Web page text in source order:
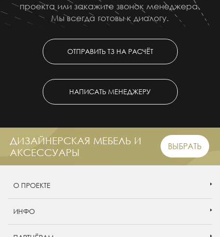
проекта или закажите звонок менеджера.
Мы всегда готовы к диалогу.
ОТПРАВИТЬ ТЗ НА РАСЧЁТ
НАПИСАТЬ МЕНЕДЖЕРУ
ДИЗАЙНЕРСКАЯ МЕБЕЛЬ И
АКСЕССУАРЫ
ВЫБРАТЬ
О ПРОЕКТЕ
ИНФО